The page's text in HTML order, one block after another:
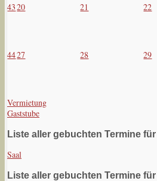
4320 21 22
4427 28 29
Vermietung
Gaststube
Liste aller gebuchten Termine
Saal
Liste aller gebuchten Termine